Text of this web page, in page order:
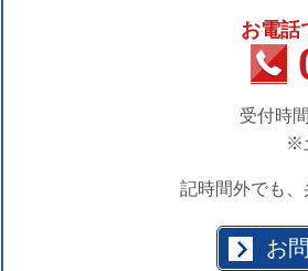
お電話
受付時
※
記時間外でも、
お